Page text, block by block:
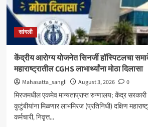
ललिता
शेजूळ
बिनविरोध
सांगली
केंद्रीय आरोग्य योजनेत सिनर्जी हॉस्पिटलचा
महाराष्ट्रातील CGHS लाभार्थ्यांना मोठा दिलासा
Mahasatta_sangli August 3, 2026
0
मिरजमधील एकमेव मान्यताप्राप्त रुग्णालय; केंद्र सरकारी
कुटुंबीयांना मिळणार लाभमिरज (प्रतिनिधी) दक्षिण
कर्मचारी, निवृत्त...